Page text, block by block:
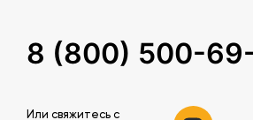
8 (800) 500-
Или свяжитесь c